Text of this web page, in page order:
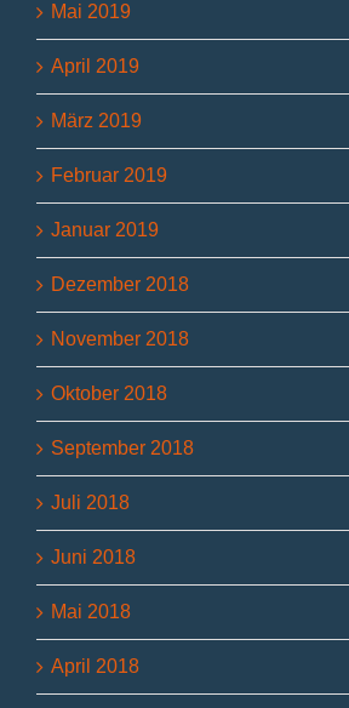
Mai 2019
April 2019
März 2019
Februar 2019
Januar 2019
Dezember 2018
November 2018
Oktober 2018
September 2018
Juli 2018
Juni 2018
Mai 2018
April 2018